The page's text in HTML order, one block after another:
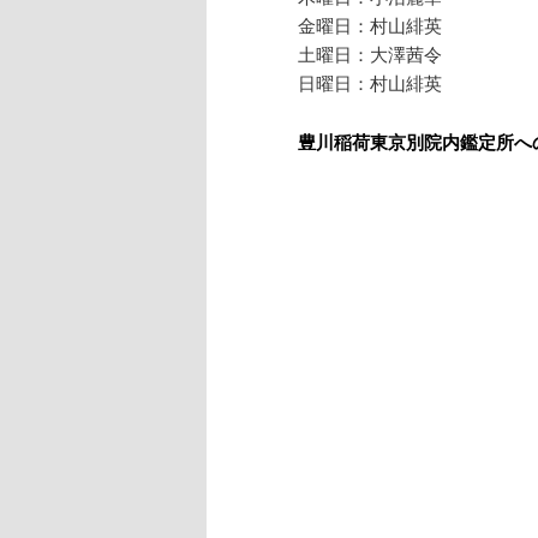
金曜日：村山緋英
土曜日：大澤茜令
日曜日：村山緋英
豊川稲荷東京別院内鑑定所